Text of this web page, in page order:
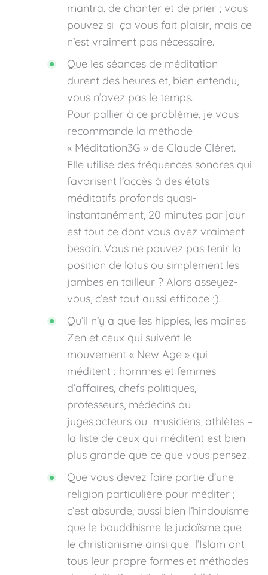
mantra, de chanter et de prier ; vous
pouvez si ça vous fait plaisir, mais ce
n’est vraiment pas nécessaire.
Que les séances de méditation
durent des heures et, bien entendu,
vous n’avez pas le temps.
Pour pallier à ce problème, je vous
recommande la méthode
« Méditation3G » de Claude Cléret.
Elle utilise des fréquences sonores qui
favorisent l’accès à des états
méditatifs profonds quasi-
instantanément, 20 minutes par jour
est tout ce dont vous avez vraiment
besoin. Vous ne pouvez pas tenir la
position de lotus ou simplement les
jambes en tailleur ? Alors asseyez-
vous, c’est tout aussi efficace ;).
Qu’il n’y a que les hippies, les moines
Zen et ceux qui suivent le
mouvement « New Age » qui
méditent ; hommes et femmes
d’affaires, chefs politiques,
professeurs, médecins ou
juges,acteurs ou musiciens, athlètes –
la liste de ceux qui méditent est bien
plus grande que ce que vous pensez.
Que vous devez faire partie d’une
religion particulière pour méditer ;
c’est absurde, aussi bien l’hindouisme
que le bouddhisme le judaïsme que
le christianisme ainsi que l’Islam ont
tous leur propre formes et méthodes